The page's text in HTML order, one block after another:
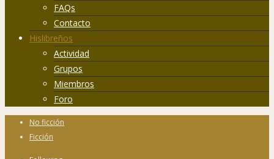
FAQs
Contacto
Hislibreños
Actividad
Grupos
Miembros
Foro
No ficción
Ficción